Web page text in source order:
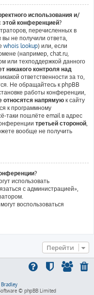
использования и/
конференцией?
перечисленных в
не получили ответа,
whois lookup) или, если
(например, chat.ru,
или техподдержкой данного
никакого контроля над
ответственности за то,
Не обращайтесь к phpBB
работы конференции,
относятся напрямую к сайту
к программному
таки пошлёте email в адрес
третьей стороной,
вообще не получить
использовать
с администрацией»,
воспользоваться
Перейти
© phpBB Limited